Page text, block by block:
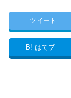
ツイート
B! はてブ